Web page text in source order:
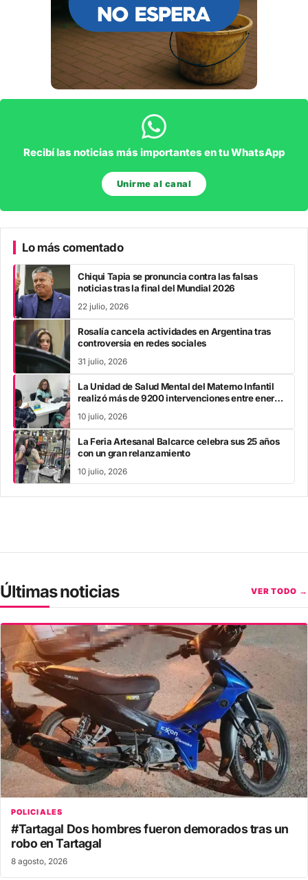
Recibí las noticias más importantes en tu WhatsApp
Unirme al canal
Lo más comentado
Chiqui Tapia se pronuncia contra las falsas
noticias tras la final del Mundial 2026
22 julio, 2026
Rosalía cancela actividades en Argentina tras
controversia en redes sociales
31 julio, 2026
La Unidad de Salud Mental del Materno Infantil
realizó más de 9200 intervenciones entre enero
10 julio, 2026
La Feria Artesanal Balcarce celebra sus 25 años
con un gran relanzamiento
10 julio, 2026
Últimas noticias VER TODO →
POLICIALES
#Tartagal Dos hombres fueron demorados tras un
robo en Tartagal
8 agosto, 2026